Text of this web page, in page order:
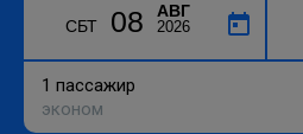
СБТ 08 АВГ
2026
1 пассажир
эконом